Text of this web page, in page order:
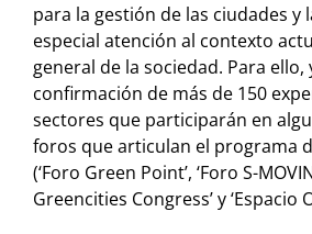
para la gestión de las ciudades y
especial atención al contexto
general de la sociedad. Para ello,
confirmación de más de 150
sectores que participarán en
foros que articulan el programa
(‘Foro Green Point’, ‘Foro S-
Greencities Congress’ y ‘Espacio